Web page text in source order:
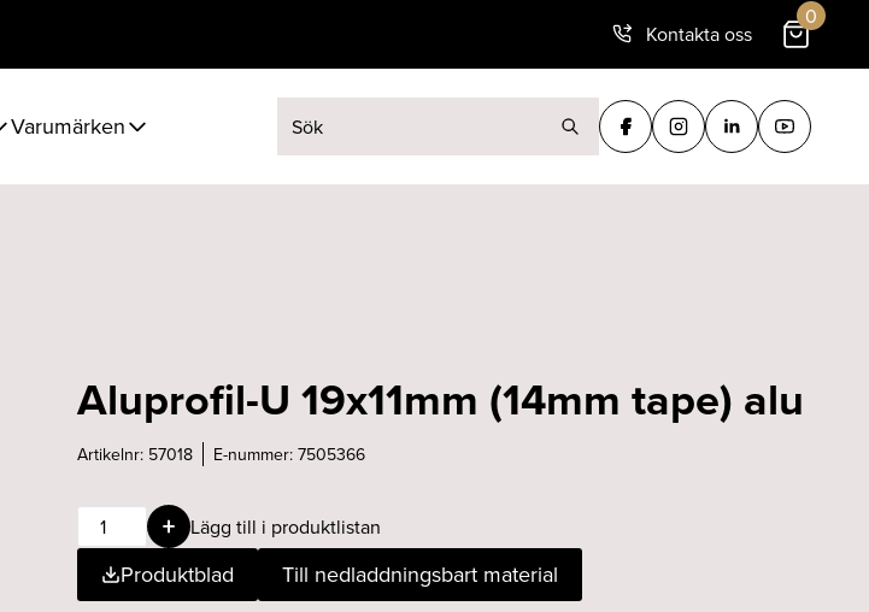
Kontakta oss
0
Varumärken Sök efter:
Aluprofil-U 19x11mm (14mm tape) alu
Artikelnr: 57018 E-nummer: 7505366
Aluprofil-
U
19x11mm
(14mm
Lägg till i produktlistan
Produktblad Till nedladdningsbart material